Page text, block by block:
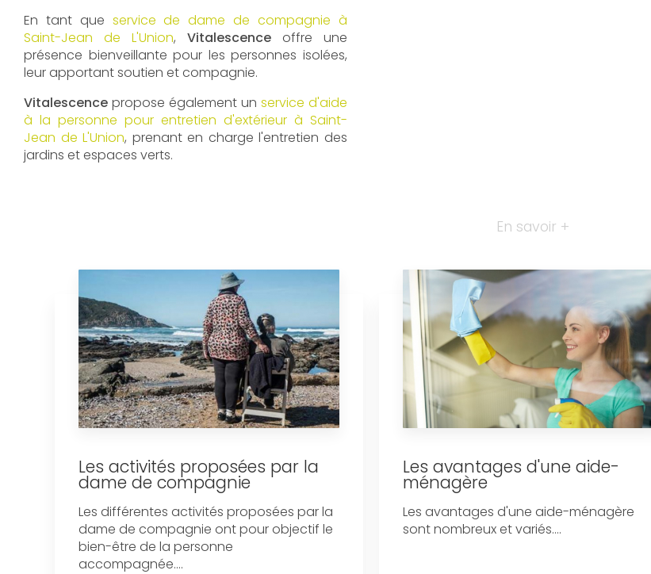
En tant que service de dame de compagnie à
Saint-Jean de L'Union, Vitalescence offre une
présence bienveillante pour les personnes isolées,
leur apportant soutien et compagnie.
Vitalescence propose également un service d'aide
à la personne pour entretien d'extérieur à Saint-
Jean de L'Union, prenant en charge l'entretien des
jardins et espaces verts.
En savoir +
Les activités proposées par la
dame de compagnie
Les différentes activités proposées par la
dame de compagnie ont pour objectif le
bien-être de la personne
accompagnée....
Les avantages d'une aide-
ménagère
Les avantages d'une aide-ménagère
sont nombreux et variés....